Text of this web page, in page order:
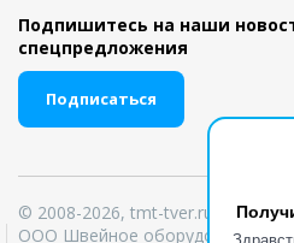
Подпишитесь на наши
спецпредложения
Подписаться
© 2008-2026, tmt-tver.ru
ООО Швейное оборудование